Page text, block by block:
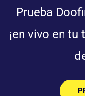
Prueba
¡en vivo en tu